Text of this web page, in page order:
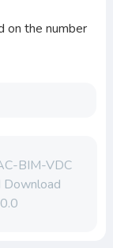
on the number
BIM-VDC